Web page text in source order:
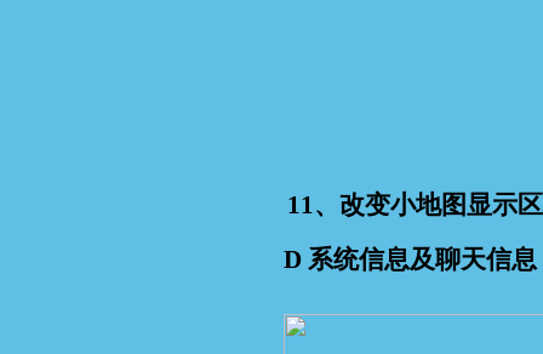
11、改变小地图显示
D 系统信息及聊天信息